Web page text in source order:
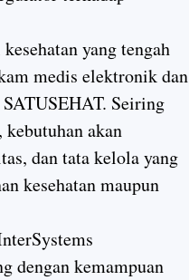
yang tengah
medis elektronik dan
Seiring
akan
dan tata kelola yang
kesehatan maupun
dengan kemampuan